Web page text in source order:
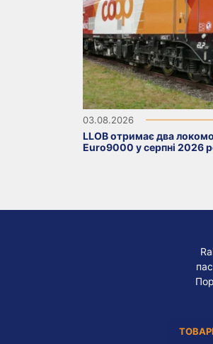
03.08.2026
LLOB отримає два
Euro9000 у серпні 2026